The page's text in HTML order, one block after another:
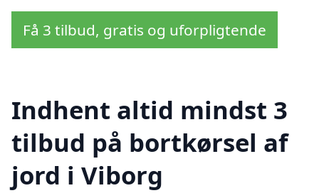
Få 3 tilbud, gratis og uforpligtende
Indhent altid mindst 3
tilbud på bortkørsel af
jord i Viborg